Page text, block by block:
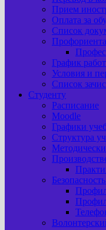
Прием
Оплата за
Список
График
Условия и
Список
Студенту
Расписание
Moodle
Графики
Структура